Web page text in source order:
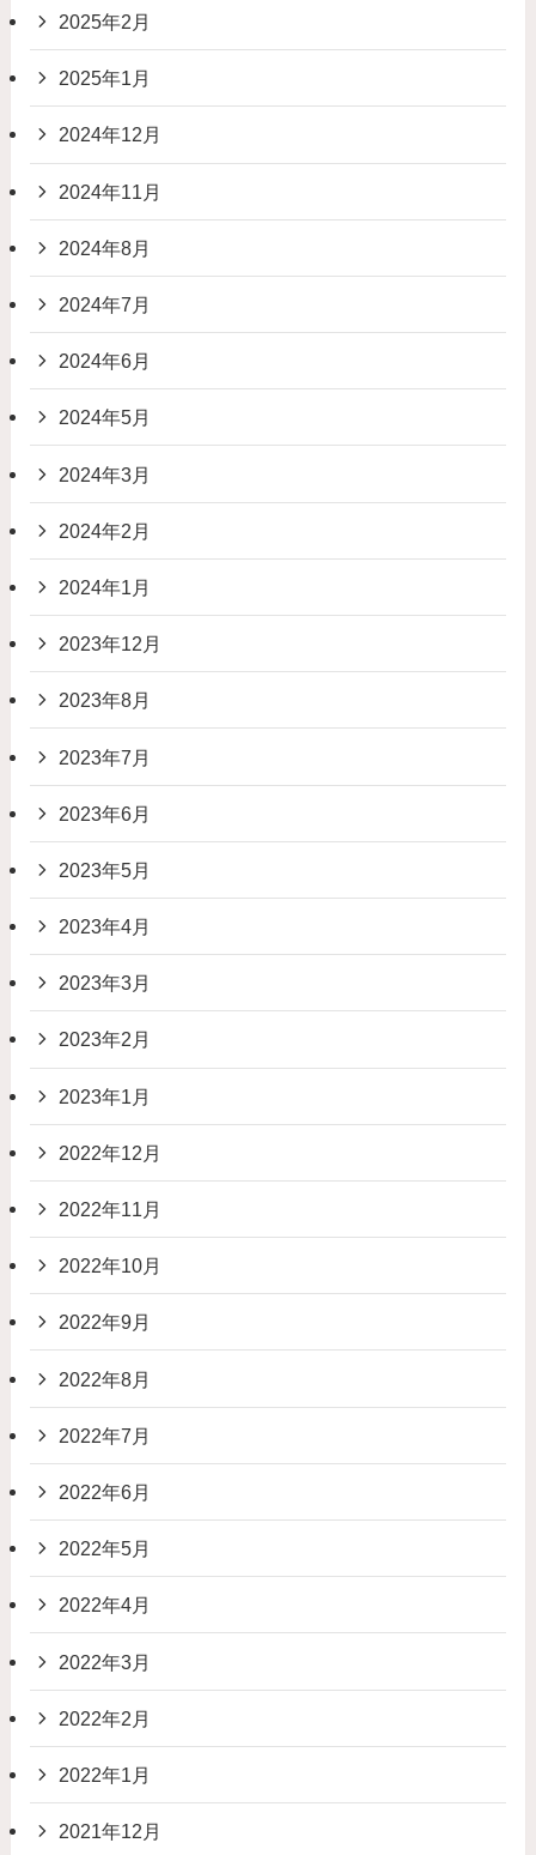
2025年2月
2025年1月
2024年12月
2024年11月
2024年8月
2024年7月
2024年6月
2024年5月
2024年3月
2024年2月
2024年1月
2023年12月
2023年8月
2023年7月
2023年6月
2023年5月
2023年4月
2023年3月
2023年2月
2023年1月
2022年12月
2022年11月
2022年10月
2022年9月
2022年8月
2022年7月
2022年6月
2022年5月
2022年4月
2022年3月
2022年2月
2022年1月
2021年12月